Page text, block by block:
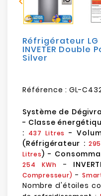
Mobilités
Loisirs
Réfrigérateur
INVETER Double
Silver
Référence : GL-
Système de
- Classe
: 437 Litres-
(Réfrigérateur :
Litres) -
254 KWh -
Compresseur)-
Nombre d'étoiles